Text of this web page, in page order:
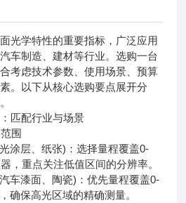
学特性的重要指标，广泛应用
车制造、建材等行业。选购一台
考虑技术参数、使用场景、预算
。以下从核心选购要点展开分
匹配行业与场景
围
层、纸张)：选择量程覆盖0-
，重点关注低值区间的分辨率。
漆面、陶瓷)：优先量程覆盖0-
确保高光区域的精确测量。